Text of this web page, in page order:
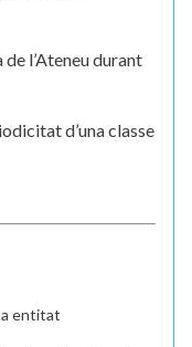
l’Ateneu durant
d’una classe
entitat